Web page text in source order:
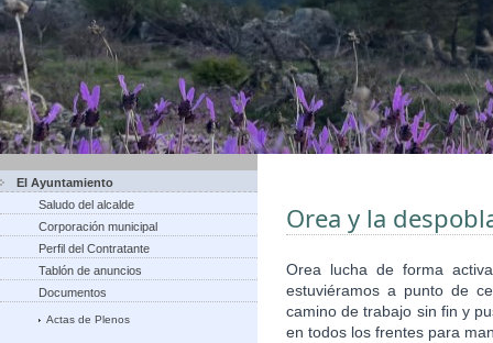
El Ayuntamiento
Saludo del alcalde
Corporación municipal
Perfil del Contratante
Tablón de anuncios
Documentos
Actas de Plenos
Orea y la
Orea lucha de forma
estuviéramos a punto de
camino de trabajo sin fin y
en todos los frentes para